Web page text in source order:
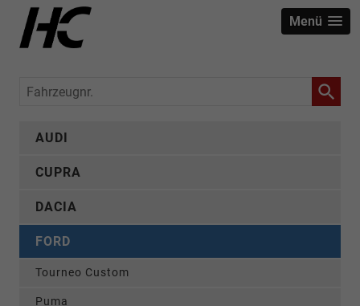
Menü
Fahrzeugnr.
AUDI
CUPRA
DACIA
FORD
Tourneo Custom
Puma